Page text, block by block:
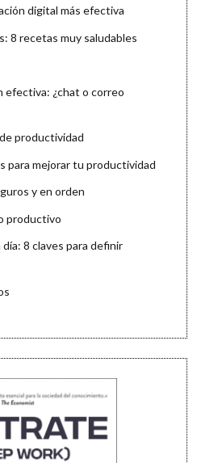
digital más efectiva
8 recetas muy saludables
efectiva: ¿chat o correo
productividad
para mejorar tu productividad
y en orden
productivo
8 claves para definir